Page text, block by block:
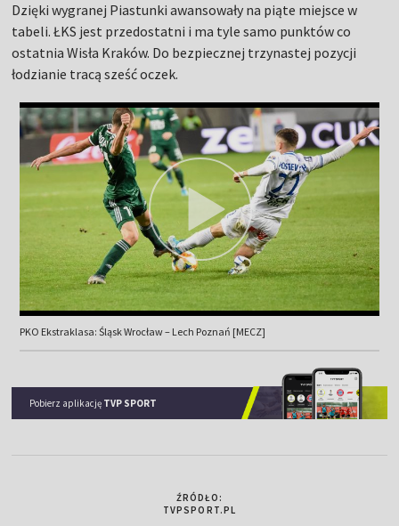
Dzięki wygranej Piastunki awansowały na piąte miejsce w
tabeli. ŁKS jest przedostatni i ma tyle samo punktów co
ostatnia Wisła Kraków. Do bezpiecznej trzynastej pozycji
łodzianie tracą sześć oczek.
PKO Ekstraklasa: Śląsk Wrocław – Lech Poznań [MECZ]
Pobierz aplikację TVP SPORT
ŹRÓDŁO:
TVPSPORT.PL